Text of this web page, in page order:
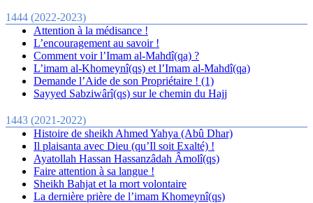
1444 (2022-2023)
Attention à la médisance !
L’encouragement au savoir !
Comment voir l’Imam al-Mahdî(qa) ?
L’imam al-Khomeynî(qs) et l’Imam al-Mahdî(qa)
Demande l’Aide de son Propriétaire ! (1)
Sayyed Sabziwârî(qs) sur le chemin du Hajj
1443 (2021-2022)
Histoire de sheikh Ahmed Yahya (Abû Dhar)
Il plaisanta avec Dieu (qu’Il soit Exalté) !
Ayatollah Hassan Hassanzâdah Âmolî(qs)
Faire attention à sa langue !
Sheikh Bahjat et la mort volontaire
La dernière prière de l’imam Khomeynî(qs)